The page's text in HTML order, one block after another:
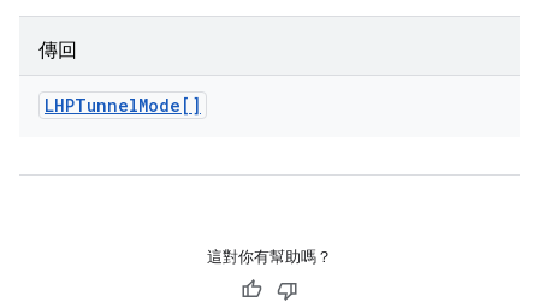
傳回
LHPTunnelMode[]
這對你有幫助嗎？